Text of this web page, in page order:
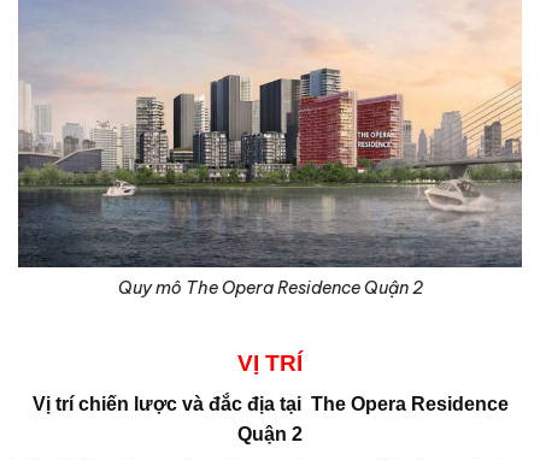
Quy mô The Opera Residence Quận 2
VỊ TRÍ
Vị trí chiến lược và đắc địa tại The Opera Residence
Quận 2